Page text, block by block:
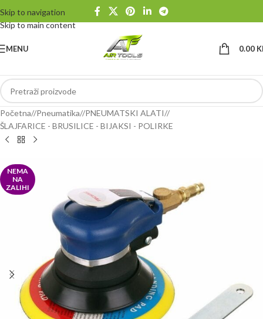
Skip to navigation
Skip to main content
MENU 0.00
Početna/ Pneumatika/ PNEUMATSKI ALATI/
ŠLAJFARICE - BRUSILICE - BIJAKSI - POLIRKE
NEMA
NA
ZALIHI